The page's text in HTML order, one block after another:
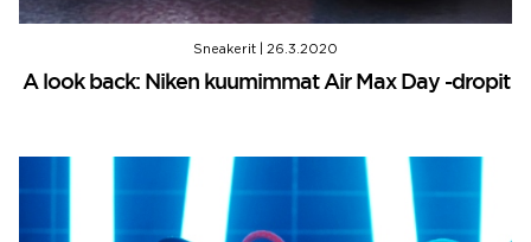
Sneakerit 26.3.2020
A look back: Niken kuumimmat Air Max Day -dropit